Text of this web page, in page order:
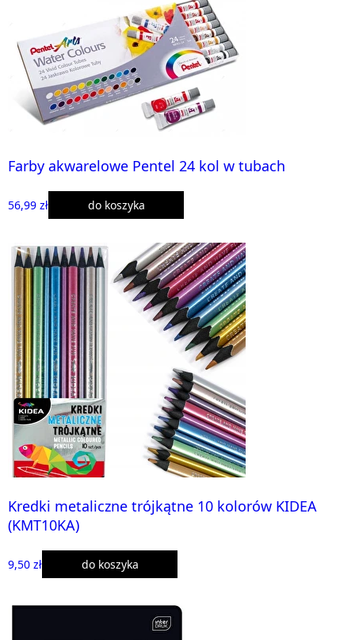
Farby akwarelowe Pentel 24 kol w tubach
56,99 zł do koszyka
Kredki metaliczne trójkątne 10 kolorów KIDEA
(KMT10KA)
9,50 zł do koszyka